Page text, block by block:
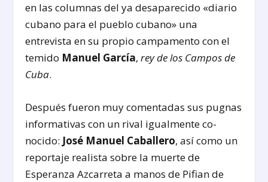
en las columnas del ya desaparecido «diario
cubano para el pueblo cubano» una
entrevista en su propio campamento con el
temido Manuel García,rey de los Campos de
Cuba.
Después fueron muy comentadas sus pugnas
informativas con un rival igualmente co­
nocido: José Manuel Caballero, así como un
reportaje realista sobre la muerte de
Esperanza Azcarreta a manos de Pifian de